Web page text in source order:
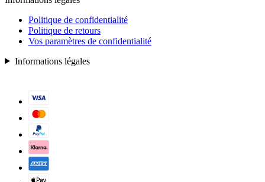
Politique de confidentialité
Politique de retours
Vos paramètres de confidentialité
Informations légales